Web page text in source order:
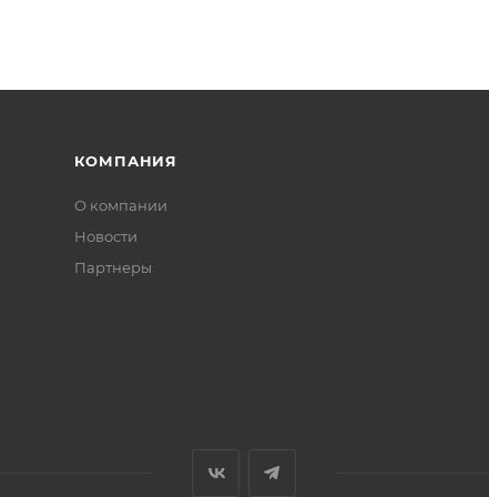
КОМПАНИЯ
О компании
Новости
Партнеры